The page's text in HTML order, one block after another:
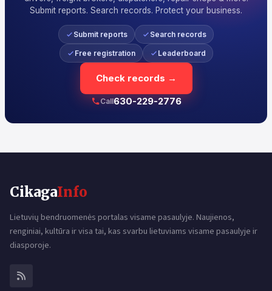
Submit reports. Search records. Protect your business.
Submit reports Search records
Free registration Leaderboard
Check records →
Call630-229-2776
CikagaInfo
Lietuvių bendruomenės portalas visame pasaulyje. Naujienos,
renginiai, kultūra ir visa tai, kas svarbu lietuviams visame pasaulyje ir
diasporoje.